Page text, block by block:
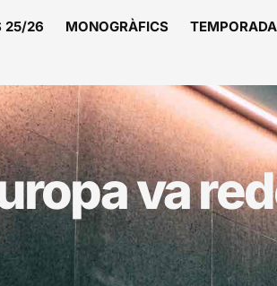
25/26 MONOGRÀFICS
va